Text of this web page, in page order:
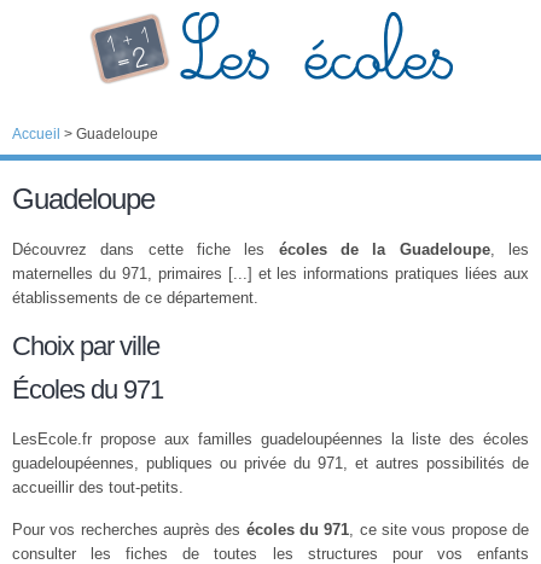
Accueil > Guadeloupe
Guadeloupe
Découvrez dans cette fiche les écoles de la Guadeloupe, les
maternelles du 971, primaires [...] et les informations pratiques liées aux
établissements de ce département.
Choix par ville
Écoles du 971
LesEcole.fr propose aux familles guadeloupéennes la liste des écoles
guadeloupéennes, publiques ou privée du 971, et autres possibilités de
accueillir des tout-petits.
Pour vos recherches auprès des écoles du 971, ce site vous propose de
consulter les fiches de toutes les structures pour vos enfants